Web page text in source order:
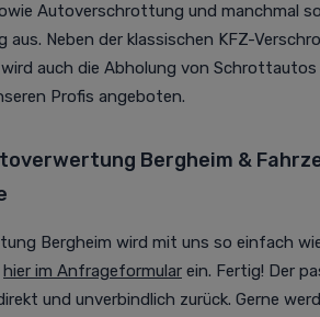
Autoverschrottung und manchmal
Neben der klassischen KFZ-
auch die Abholung von
Profis angeboten.
Bergheim &
Bergheim wird mit uns so einfach
hier im Anfrageformular ein. Fertig! Der
und unverbindlich zurück. Gerne